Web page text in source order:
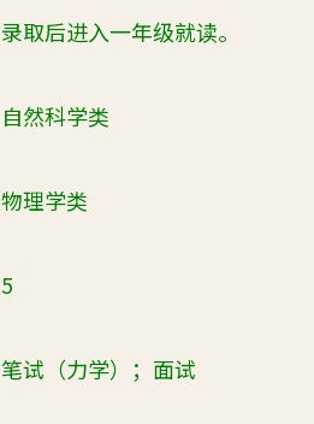
录取后进入一年级就读。
自然科学类
物理学类
5
笔试（力学）；面试